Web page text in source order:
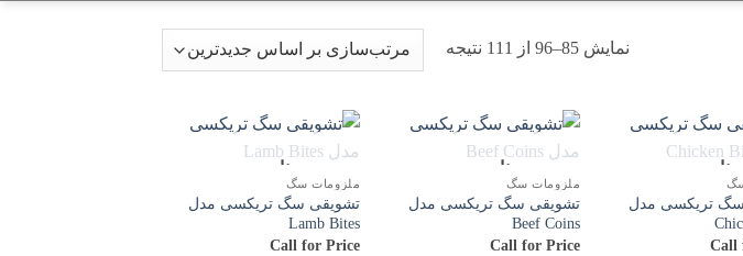
نمایش 85–96 از 111 نتیجه
مرتب‌سازی
جدیدترین
ناموجود
تریکسی مدل
Call
ناموجود
ملزومات سگ
تشویقی سگ تریکسی مدل
Beef Coins
Call for Price
ناموجود
ملزومات سگ
تشویقی سگ تریکسی مدل
Lamb Bites
Call for Price